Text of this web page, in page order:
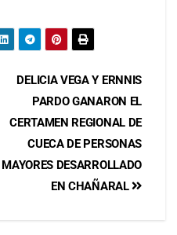
DELICIA VEGA Y ERNNIS
PARDO GANARON EL
CERTAMEN REGIONAL DE
CUECA DE PERSONAS
MAYORES DESARROLLADO
EN CHAÑARAL